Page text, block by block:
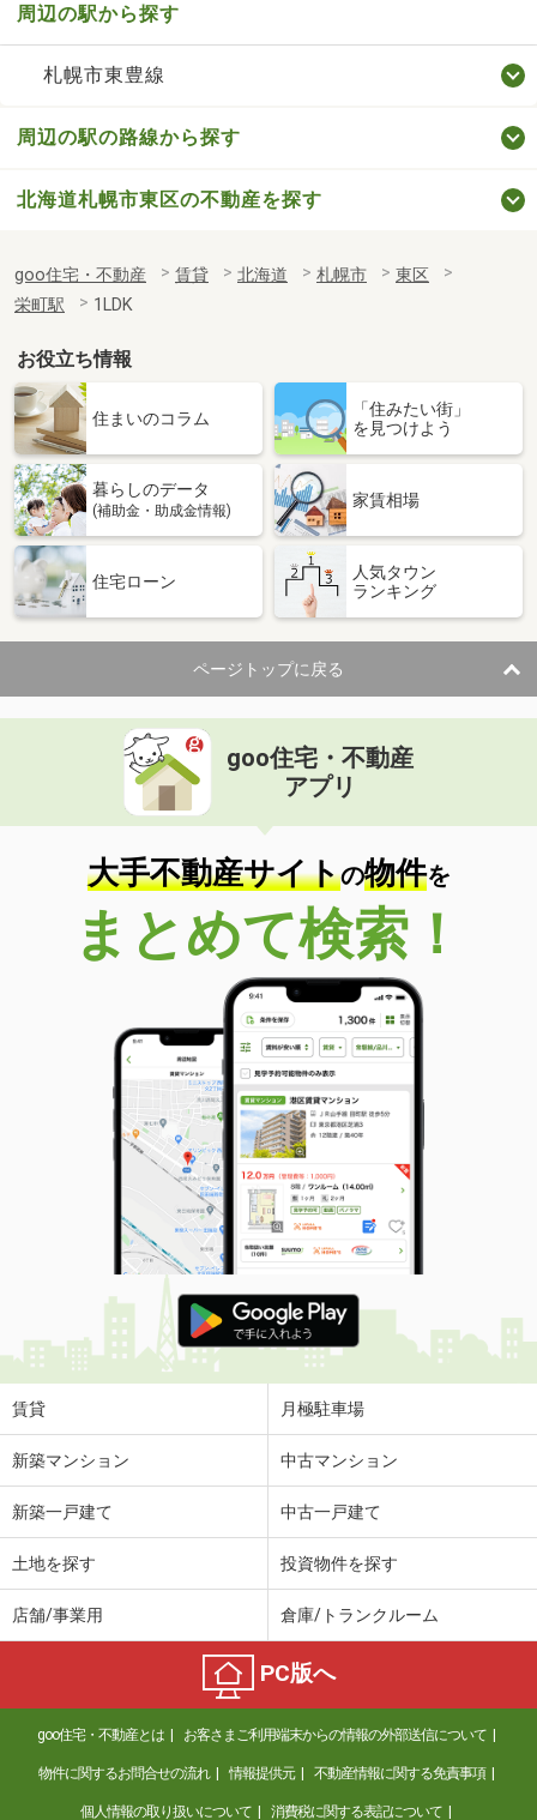
周辺の駅から探す
札幌市東豊線
周辺の駅の路線から探す
北海道札幌市東区の不動産を探す
goo住宅・不動産 賃貸 北海道 札幌市
東区
栄町駅
1LDK
お役立ち情報
住まいのコラム
「住みたい街」
を見つけよう
暮らしのデータ
(補助金・助成金情報)
家賃相場
住宅ローン
人気タウン
ランキング
ページトップに戻る
goo住宅・不動産
アプリ
大手不動産サイトの物件を
まとめて検索！
賃貸 月極駐車場
新築マンション 中古マンション
新築一戸建て 中古一戸建て
土地を探す 投資物件を探す
店舗/事業用 倉庫/トランクルーム
PC版へ
goo住宅・不動産とは お客さまご利用端末からの情報の外部送信について
物件に関するお問合せの流れ 情報提供元 不動産情報に関する免責事項
個人情報の取り扱いについて 消費税に関する表記について